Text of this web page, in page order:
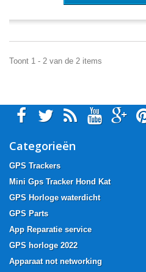
Toont 1 - 2 van de 2 items
Categorieën
GPS Trackers
Mini Gps Tracker Hond Kat
GPS Horloge waterdicht
GPS Parts
App Reparatie service
GPS horloge 2022
Apparaat not networking